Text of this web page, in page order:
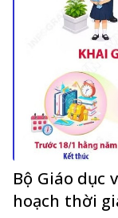
Bộ Giáo dục
hoạch thời